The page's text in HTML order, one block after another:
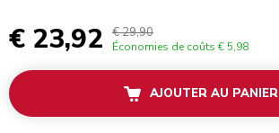
€ 23,92 € 29,90
Économies de coûts € 5,98
AJOUTER AU PANIER